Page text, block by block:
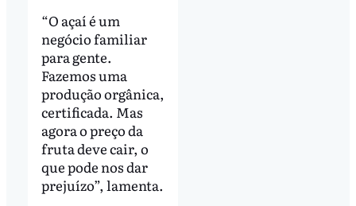
“O açaí é um
negócio familiar
para gente.
Fazemos uma
produção orgânica,
certificada. Mas
agora o preço da
fruta deve cair, o
que pode nos dar
prejuízo”, lamenta.